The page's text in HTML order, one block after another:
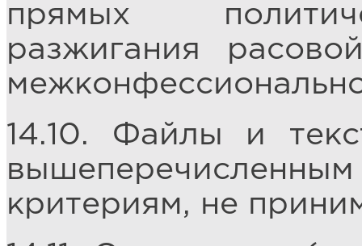
прямых
разжигания
14.10. Файлы и
вышеперечисленным
критериям, не